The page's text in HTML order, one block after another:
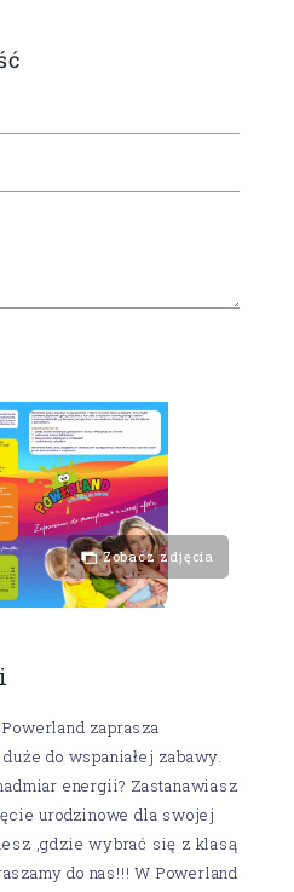
Zobacz zdjęcia
zaprasza
do wspaniałej zabawy.
energii? Zastanawiasz
urodzinowe dla swojej
,gdzie wybrać się z klasą
do nas!!! W Powerland